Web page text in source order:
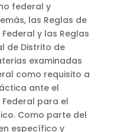
federal y
las Reglas de
y las Reglas
de Distrito de
examinadas
como requisito a
ante el
para el
Como parte del
específico y